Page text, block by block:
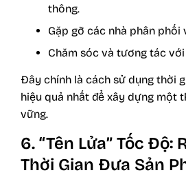
thông.
Gặp gỡ các nhà phân phối
Chăm sóc và tương tác
Đây chính là cách sử dụng thời
hiệu quả nhất để xây dựng một
vững.
6. “Tên Lửa” Tốc Độ:
Thời Gian Đưa Sản